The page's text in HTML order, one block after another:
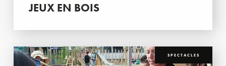
JEUX EN BOIS
SPECTACLES